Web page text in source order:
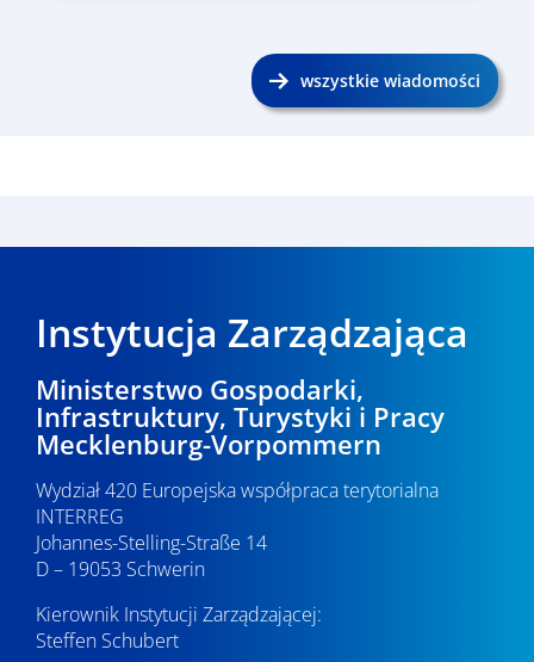
wszystkie wiadomości
Instytucja Zarządzająca
Ministerstwo Gospodarki,
Infrastruktury, Turystyki i Pracy
Mecklenburg-Vorpommern
Wydział 420 Europejska współpraca terytorialna
INTERREG
Johannes-Stelling-Straße 14
D – 19053 Schwerin
Kierownik Instytucji Zarządzającej:
Steffen Schubert